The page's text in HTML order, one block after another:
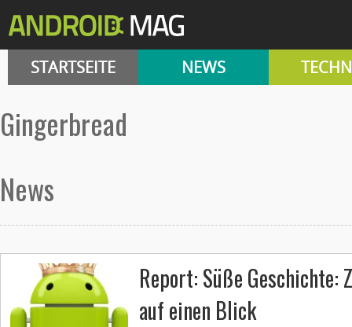
STARTSEITE NEWS
gingerbread
News
Report: Süße Geschichte:
auf einen Blick